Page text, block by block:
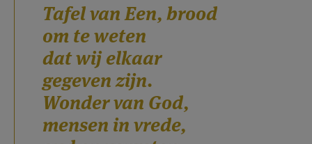
Tafel van Een, brood
om te weten
dat wij elkaar
gegeven zijn.
Wonder van God,
mensen in vrede,